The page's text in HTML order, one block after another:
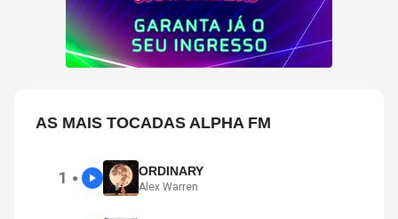
AS MAIS TOCADAS ALPHA FM
1 ● ORDINARY
Alex Warren